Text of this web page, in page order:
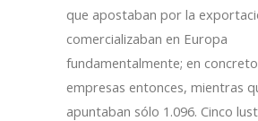
que apostaban por la
comercializaban en Europa
fundamentalmente; en
empresas entonces, mientras
apuntaban sólo 1.096. Cinco